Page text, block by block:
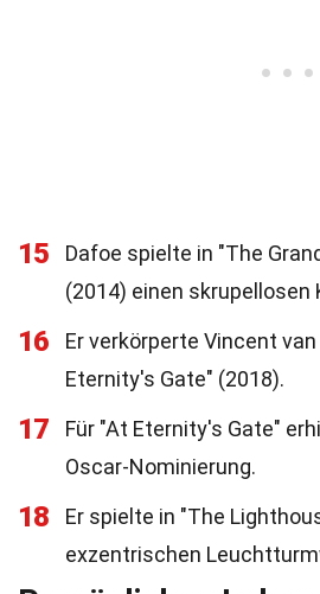
15
Dafoe spielte in "The
(2014) einen skrupellosen
16
Er verkörperte Vincent van
Eternity's Gate" (2018).
17
Für "At Eternity's Gate"
Oscar-Nominierung.
18
Er spielte in "The
exzentrischen